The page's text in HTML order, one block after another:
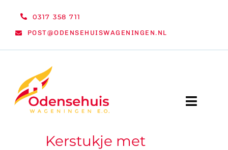
0317 358 711
POST@ODENSEHUISWAGENINGEN.NL
Toggle
WELKOMKerstukje met